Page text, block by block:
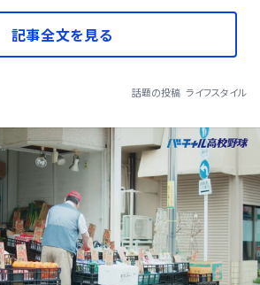
記事全文を見る
話題の投稿 ライフスタイル